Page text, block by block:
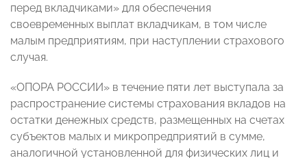
перед вкладчиками» для обеспечения
своевременных выплат вкладчикам, в том числе
малым предприятиям, при наступлении страхового
случая.
«ОПОРА РОССИИ» в течение пяти лет выступала за
распространение системы страхования вкладов на
остатки денежных средств, размещенных на счетах
субъектов малых и микропредприятий в сумме,
аналогичной установленной для физических лиц и